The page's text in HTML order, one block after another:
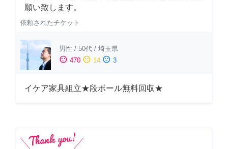
願い致します。
依頼されたチケット
男性 / 50代 / 埼玉県
sentiment_satisfied 470 sentiment_neutral 14 sentiment_dissatisfied 3
イケア家具組立★段ボール無料回収★